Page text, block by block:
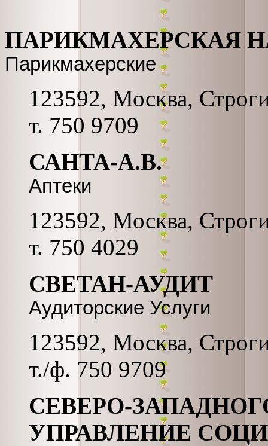
ПАРИКМАХЕРСКАЯ
Парикмахерские
123592, Москва,
т. 750 9709
САНТА-А.В.
Аптеки
123592, Москва,
т. 750 4029
СВЕТАН-АУДИТ
Аудиторские Услуги
123592, Москва,
т./ф. 750 9709
СЕВЕРО-
УПРАВЛЕНИЕ